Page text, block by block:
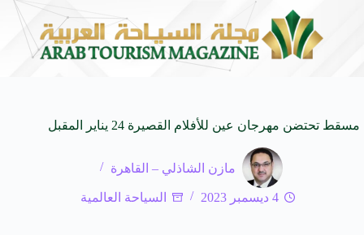
كيفنا.. في كل وجهة سحر خاص* 8 أغسطس 2026 افتتاح اكبر
مسقط تحتضن مهرجان عين للأفلام القصيرة 24 يناير المقبل
مازن الشاذلي – القاهرة
4 ديسمبر 2023 السياحة العالمية